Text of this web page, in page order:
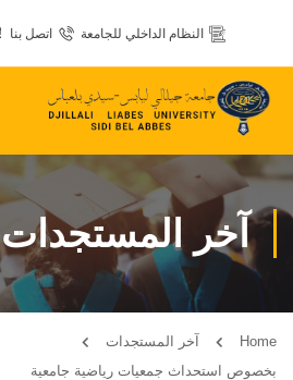
النظام الداخلي للجامعة اتصل بنا
آخر المستجدات
Home
آخر المستجدات
بخصوص استحداث جمعيات رياضية جامعية